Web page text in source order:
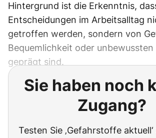
Hintergrund ist die Erkenntnis,
Entscheidungen im Arbeitsalltag
getroffen werden, sondern von
Bequemlichkeit oder unbewussten
geprägt sind.
Sie haben noch
Zugang?
Testen Sie ‚Gefahrstoffe